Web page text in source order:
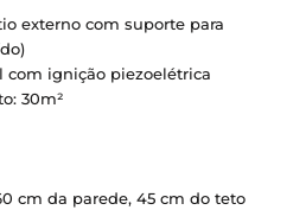
externo com suporte para
com ignição piezoelétrica
30m²
cm da parede, 45 cm do teto